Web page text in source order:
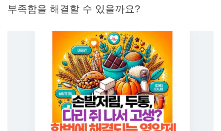
부족함을 해결할 수 있을까요?